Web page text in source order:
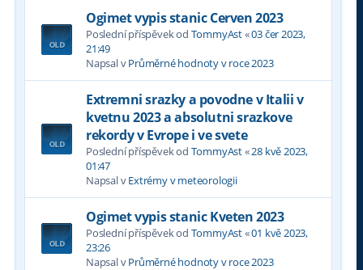
Ogimet vypis stanic Cerven 2023
Poslední příspěvek od TommyAst«03 čer 2023,
21:49
Napsal vPrůměrné hodnoty v roce 2023
Extremni srazky a povodne v Italii v
kvetnu 2023 a absolutni srazkove
rekordy v Evrope i ve svete
Poslední příspěvek od TommyAst«28 kvě 2023,
01:47
Napsal vExtrémy v meteorologii
Ogimet vypis stanic Kveten 2023
Poslední příspěvek od TommyAst«01 kvě 2023,
23:26
Napsal vPrůměrné hodnoty v roce 2023